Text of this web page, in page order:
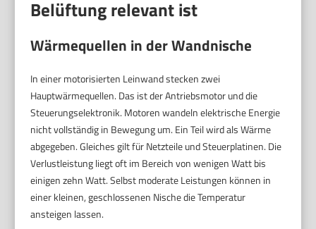
Belüftung relevant ist
Wärmequellen in der Wandnische
In einer motorisierten Leinwand stecken zwei
Hauptwärmequellen. Das ist der Antriebsmotor und die
Steuerungselektronik. Motoren wandeln elektrische Energie
nicht vollständig in Bewegung um. Ein Teil wird als Wärme
abgegeben. Gleiches gilt für Netzteile und Steuerplatinen. Die
Verlustleistung liegt oft im Bereich von wenigen Watt bis
einigen zehn Watt. Selbst moderate Leistungen können in
einer kleinen, geschlossenen Nische die Temperatur
ansteigen lassen.